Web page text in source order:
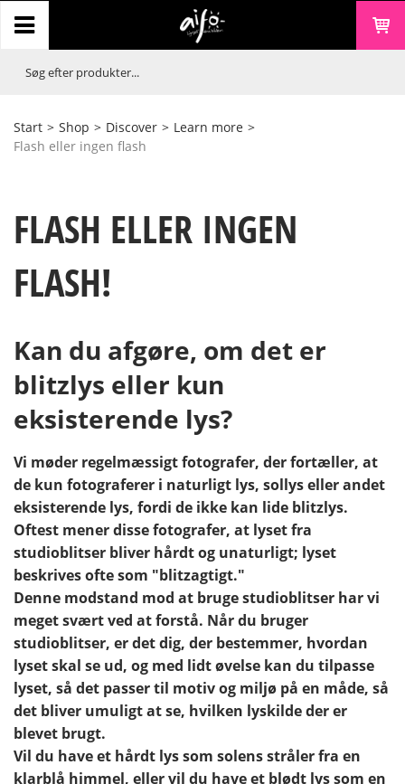
Start > Shop > Discover > Learn more >
Flash eller ingen flash
FLASH ELLER INGEN
FLASH!
Kan du afgøre, om det er
blitzlys eller kun
eksisterende lys?
Vi møder regelmæssigt fotografer, der fortæller, at
de kun fotograferer i naturligt lys, sollys eller andet
eksisterende lys, fordi de ikke kan lide blitzlys.
Oftest mener disse fotografer, at lyset fra
studioblitser bliver hårdt og unaturligt; lyset
beskrives ofte som "blitzagtigt."
Denne modstand mod at bruge studioblitser har vi
meget svært ved at forstå. Når du bruger
studioblitser, er det dig, der bestemmer, hvordan
lyset skal se ud, og med lidt øvelse kan du tilpasse
lyset, så det passer til motiv og miljø på en måde, så
det bliver umuligt at se, hvilken lyskilde der er
blevet brugt.
Vil du have et hårdt lys som solens stråler fra en
klarblå himmel, eller vil du have et blødt lys som en